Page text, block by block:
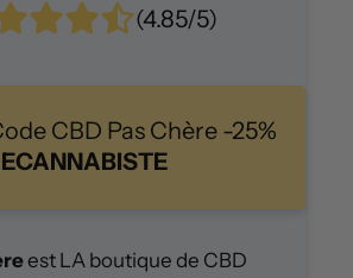
(4.85/5)
CBD Pas Chère -25%
est LA boutique de CBD